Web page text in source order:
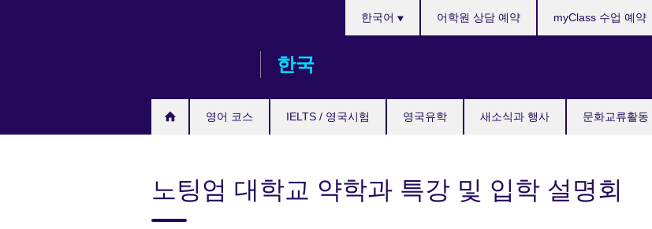
한국
영어 코스 IELTS / 영국시험 영국유학 새소식과 행사 문화교류활동
Languages
한국어 어학원 상담 예약 myClass 수업 예약
노팅엄 대학교 약학과 특강 및 입학 설명회